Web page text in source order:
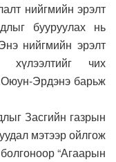
нийгмийн эрэлт
бууруулах нь
нийгмийн эрэлт
хүлээлтийг чих
Эрдэнэ барьж
Засгийн газрын
мэтээр ойлгож
“Агаарын